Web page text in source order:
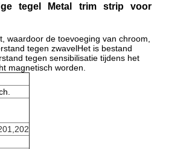
tegel Metal trim strip voor
waardoor de toevoeging van chroom,
tegen zwavelHet is bestand
tegen sensibilisatie tijdens het
magnetisch worden.